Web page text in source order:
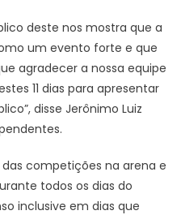
deste nos mostra que a
um evento forte e que
agradecer a nossa equipe
11 dias para apresentar
disse Jerônimo Luiz
competições na arena e
todos os dias do
inclusive em dias que